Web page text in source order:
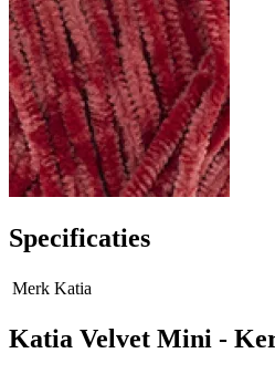
Specificaties
Merk Katia
Katia Velvet Mini -